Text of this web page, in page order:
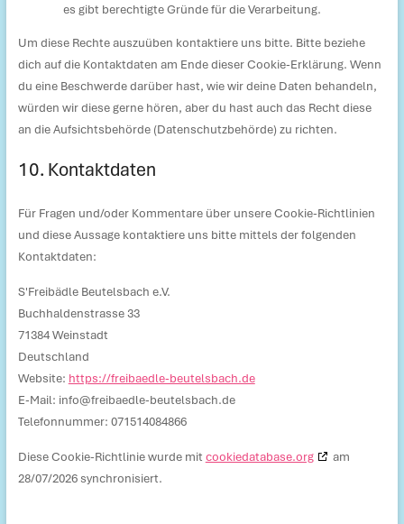
es gibt berechtigte Gründe für die Verarbeitung.
Um diese Rechte auszuüben kontaktiere uns bitte. Bitte beziehe
dich auf die Kontaktdaten am Ende dieser Cookie-Erklärung. Wenn
du eine Beschwerde darüber hast, wie wir deine Daten behandeln,
würden wir diese gerne hören, aber du hast auch das Recht diese
an die Aufsichtsbehörde (Datenschutzbehörde) zu richten.
10. Kontaktdaten
Für Fragen und/oder Kommentare über unsere Cookie-Richtlinien
und diese Aussage kontaktiere uns bitte mittels der folgenden
Kontaktdaten:
S'Freibädle Beutelsbach e.V.
Buchhaldenstrasse 33
71384 Weinstadt
Deutschland
Website: https://freibaedle-beutelsbach.de
E-Mail: info@freibaedle-beutelsbach.de
Telefonnummer: 071514084866‬
Diese Cookie-Richtlinie wurde mit cookiedatabase.org
am
28/07/2026 synchronisiert.